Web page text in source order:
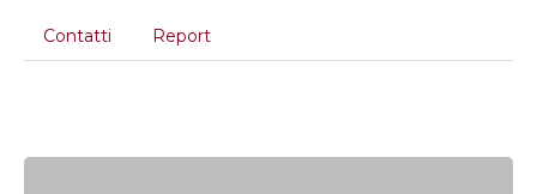
Contatti Report